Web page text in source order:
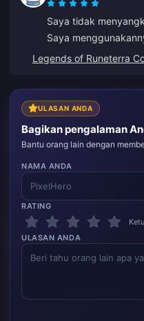
Saya tidak
Saya
welkins ke pemain
ingin mengirim
platform yang hebat.
Legends of Runeterra
ULASAN ANDA
Bagikan pengalaman
Bantu orang lain dengan
NAMA ANDA
RATING
ULASAN ANDA